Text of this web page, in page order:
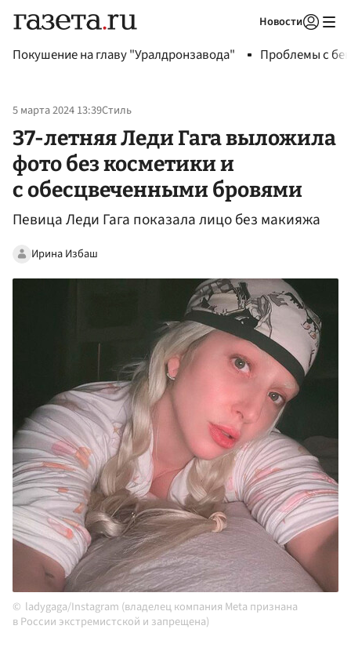
Новости
Покушение на главу "Уралдронзавода" Проблемы с
5 марта 2024 13:39Стиль
37-летняя Леди Гага выложила
фото без косметики и
с обесцвеченными бровями
Певица Леди Гага показала лицо без макияжа
Ирина Избаш
ladygaga/Instagram (владелец компания Meta признана
в России экстремистской и запрещена)